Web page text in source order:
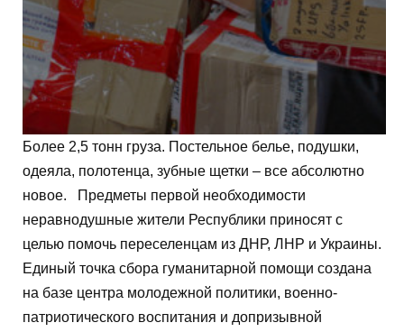
Более 2,5 тонн груза. Постельное белье, подушки,
одеяла, полотенца, зубные щетки – все абсолютно
новое. Предметы первой необходимости
неравнодушные жители Республики приносят с
целью помочь переселенцам из ДНР, ЛНР и Украины.
Единый точка сбора гуманитарной помощи создана
на базе центра молодежной политики, военно-
патриотического воспитания и допризывной